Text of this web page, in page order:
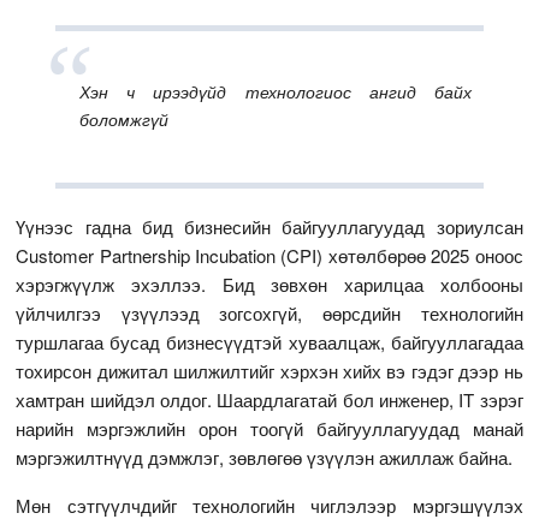
Хэн ч ирээдүйд технологиос ангид байх
боломжгүй
Үүнээс гадна бид бизнесийн байгууллагуудад зориулсан
Customer Partnership Incubation (CPI) хөтөлбөрөө 2025 оноос
хэрэгжүүлж эхэллээ. Бид зөвхөн харилцаа холбооны
үйлчилгээ үзүүлээд зогсохгүй, өөрсдийн технологийн
туршлагаа бусад бизнесүүдтэй хуваалцаж, байгууллагадаа
тохирсон дижитал шилжилтийг хэрхэн хийх вэ гэдэг дээр нь
хамтран шийдэл олдог. Шаардлагатай бол инженер, IT зэрэг
нарийн мэргэжлийн орон тоогүй байгууллагуудад манай
мэргэжилтнүүд дэмжлэг, зөвлөгөө үзүүлэн ажиллаж байна.
Мөн сэтгүүлчдийг технологийн чиглэлээр мэргэшүүлэх